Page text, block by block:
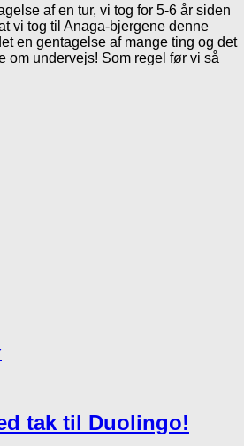
af en tur, vi tog for 5-6 år siden
vi tog til Anaga-bjergene denne
en gentagelse af mange ting og det
om undervejs! Som regel før vi så
tak til Duolingo!